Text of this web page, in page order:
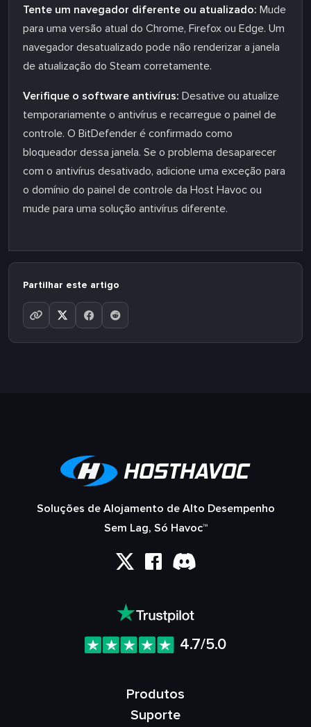
Tente um navegador diferente ou atualizado: Mude
para uma versão atual do Chrome, Firefox ou Edge. Um
navegador desatualizado pode não renderizar a janela
de atualização do Steam corretamente.
Verifique o software antivírus: Desative ou atualize
temporariamente o antivírus e recarregue o painel de
controle. O BitDefender é confirmado como
bloqueador dessa janela. Se o problema desaparecer
com o antivírus desativado, adicione uma exceção para
o domínio do painel de controle da Host Havoc ou
mude para uma solução antivírus diferente.
Partilhar este artigo
Soluções de Alojamento de Alto Desempenho
Sem Lag, Só Havoc™
4.7/5.0
Produtos
Suporte